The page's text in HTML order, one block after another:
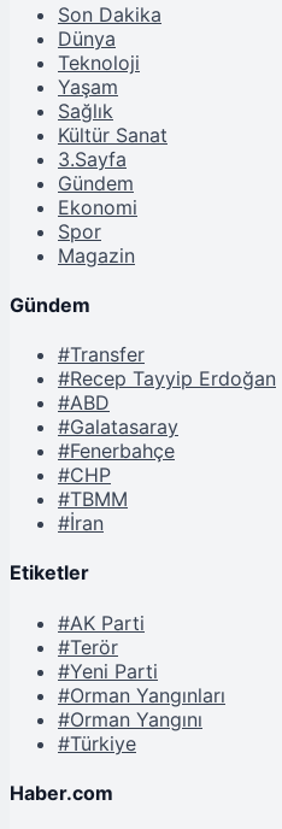
Son Dakika
Dünya
Teknoloji
Yaşam
Sağlık
Kültür Sanat
3.Sayfa
Gündem
Ekonomi
Spor
Magazin
Gündem
#Transfer
#Recep Tayyip Erdoğan
#ABD
#Galatasaray
#Fenerbahçe
#CHP
#TBMM
#İran
Etiketler
#AK Parti
#Terör
#Yeni Parti
#Orman Yangınları
#Orman Yangını
#Türkiye
Haber.com